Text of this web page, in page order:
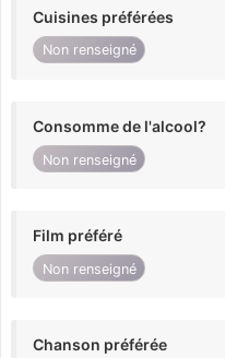
Cuisines préférées
Non renseigné
Consomme de l'alcool?
Non renseigné
Film préféré
Non renseigné
Chanson préférée